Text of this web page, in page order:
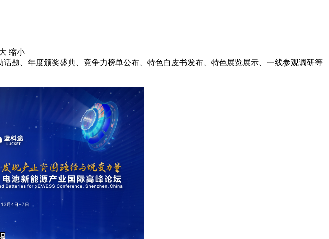
缩小
题、年度颁奖盛典、竞争力榜单公布、特色白皮书发布、特色展览展示、一线参观调研等